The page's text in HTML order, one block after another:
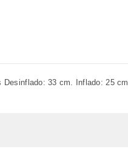
Desinflado: 33 cm. Inflado: 25 cm